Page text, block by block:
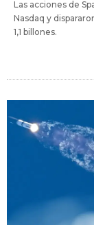
Las acciones de
Nasdaq y
1,1 billones.